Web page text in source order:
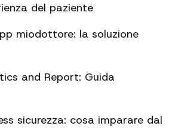
del paziente
miodottore: la soluzione
and Report: Guida
sicurezza: cosa imparare dal